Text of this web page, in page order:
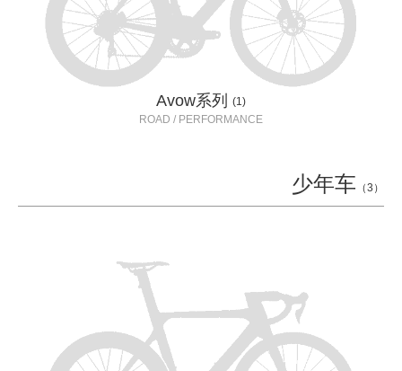
Avow系列
(1)
ROAD / PERFORMANCE
少年车 （3）